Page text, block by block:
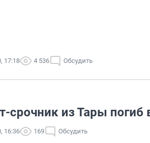
17:18 4 536 Обсудить
срочник из Тары погиб
16:36 169 Обсудить